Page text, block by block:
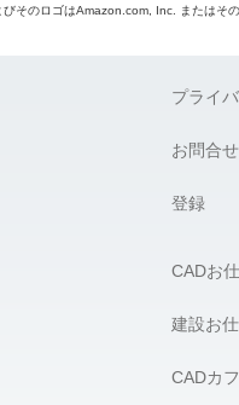
そのロゴはAmazon.com, Inc. またはそ
プライ
お問合せ
登録
CADお
建設お
CADカ